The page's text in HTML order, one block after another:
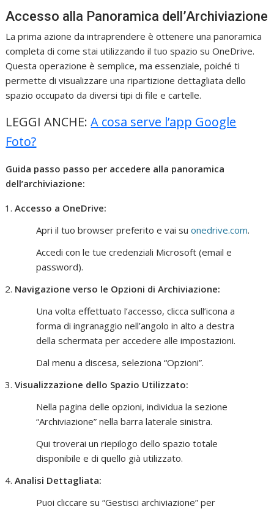
Accesso alla Panoramica dell’Archiviazione
La prima azione da intraprendere è ottenere una panoramica
completa di come stai utilizzando il tuo spazio su OneDrive.
Questa operazione è semplice, ma essenziale, poiché ti
permette di visualizzare una ripartizione dettagliata dello
spazio occupato da diversi tipi di file e cartelle.
LEGGI ANCHE:A cosa serve l’app Google
Foto?
Guida passo passo per accedere alla panoramica
dell’archiviazione:
Accesso a OneDrive:
Apri il tuo browser preferito e vai suonedrive.com.
Accedi con le tue credenziali Microsoft (email e
password).
Navigazione verso le Opzioni di Archiviazione:
Una volta effettuato l’accesso, clicca sull’icona a
forma di ingranaggio nell’angolo in alto a destra
della schermata per accedere alle impostazioni.
Dal menu a discesa, seleziona “Opzioni”.
Visualizzazione dello Spazio Utilizzato:
Nella pagina delle opzioni, individua la sezione
“Archiviazione” nella barra laterale sinistra.
Qui troverai un riepilogo dello spazio totale
disponibile e di quello già utilizzato.
Analisi Dettagliata:
Puoi cliccare su “Gestisci archiviazione” per